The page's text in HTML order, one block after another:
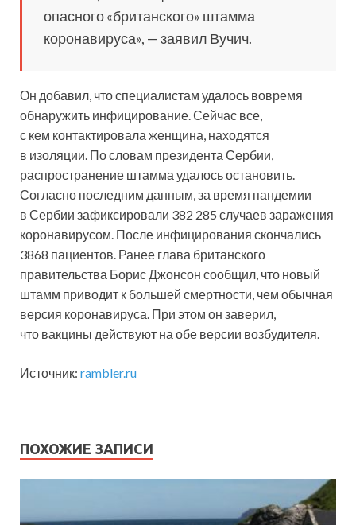
опасного «британского» штамма
коронавируса», — заявил Вучич.
Он добавил, что специалистам удалось вовремя
обнаружить инфицирование. Сейчас все,
с кем контактировала женщина, находятся
в изоляции. По словам президента Сербии,
распространение штамма удалось остановить.
Согласно последним данным, за время пандемии
в Сербии зафиксировали 382 285 случаев заражения
коронавирусом. После инфицирования скончались
3868 пациентов. Ранее глава британского
правительства Борис Джонсон сообщил, что новый
штамм приводит к большей смертности, чем обычная
версия коронавируса. При этом он заверил,
что вакцины действуют на обе версии возбудителя.
Источник: rambler.ru
ПОХОЖИЕ ЗАПИСИ